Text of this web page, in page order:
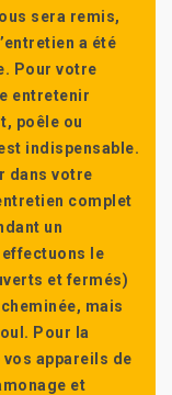
sera remis,
a été
Pour votre
entretenir
poêle ou
indispensable.
dans votre
complet
un
le
et fermés)
mais
Pour la
appareils de
et